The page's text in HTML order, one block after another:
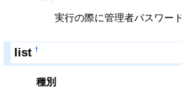
実行の際に管理者パスワー
list †
種別